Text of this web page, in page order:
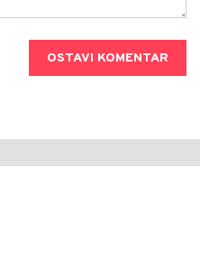
OSTAVI KOMENTAR